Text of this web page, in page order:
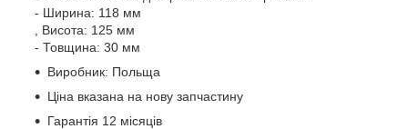
- Ширина: 118 мм
, Висота: 125 мм
- Товщина: 30 мм
Виробник: Польща
Ціна вказана на нову запчастину
Гарантія 12 місяців